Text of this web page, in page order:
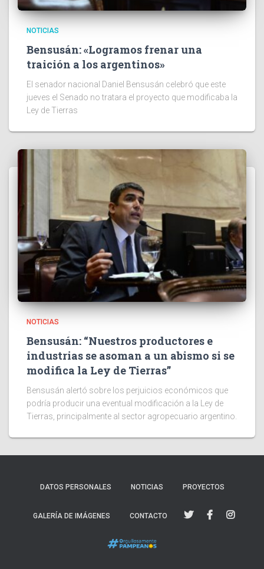
NOTICIAS
Bensusán: «Logramos frenar una
traición a los argentinos»
El senador nacional Daniel Bensusán celebró que este
jueves el Senado no tratara el proyecto que modificaba la
Ley de Tierras
NOTICIAS
Bensusán: “Nuestros productores e
industrias se asoman a un abismo si se
modifica la Ley de Tierras”
Bensusán alertó sobre los perjuicios económicos que
podría producir una eventual modificación a la Ley de
Tierras, principalmente al sector agropecuario argentino.
DATOS PERSONALES NOTICIAS PROYECTOS
GALERÍA DE IMÁGENES CONTACTO